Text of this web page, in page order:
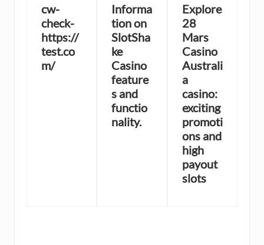
cw-
check-
https://
test.co
m/
Informa
tion on
SlotSha
ke
Casino
feature
s and
functio
nality.
Explore
28
Mars
Casino
Australi
a
casino:
exciting
promoti
ons and
high
payout
slots